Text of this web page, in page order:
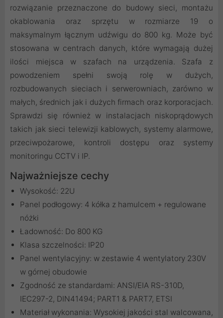
rozwiązanie przeznaczone do budowy sieci, montażu
okablowania oraz sprzętu w rozmiarze 19 o
maksymalnym łącznym udźwigu do 800 kg. Może być
stosowana w centrach danych, które wymagają dużej
ilości miejsca w szafach na urządzenia. Szafa z
powodzeniem spełni swoją rolę w dużych,
rozbudowanych sieciach i serwerowniach, zarówno w
małych, średnich jak i dużych firmach oraz korporacjach.
Sprawdzi się również w instalacjach niskoprądowych
takich jak sieci telewizji kablowych, systemy alarmowe,
przeciwpożarowe, kontroli dostępu oraz systemy
monitoringu CCTV i IP.
Najważniejsze cechy
Wysokość: 22U
Panel podłogowy: 4 kółka z hamulcem + regulowane
nóżki
Ładowność: Do 800 KG
Klasa szczelności: IP20
Panel wentylacyjny: w zestawie 4 wentylatory 230V
w górnej obudowie
Zgodność ze standardami: ANSI/EIA RS-310D,
IEC297-2, DIN41494; PART1 & PART7, ETSI
Materiał wykonania: Wysokiej jakości stal walcowana,